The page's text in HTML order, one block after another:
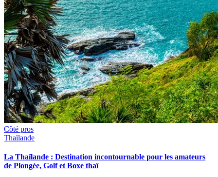
Côté pros
Thaïlande
La Thaïlande : Destination incontournable pour les amateurs
de Plongée, Golf et Boxe thaï